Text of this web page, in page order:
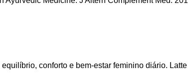
conforto e bem-estar feminino diário.